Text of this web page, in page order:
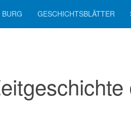
GESCHICHTSBLÄTTER